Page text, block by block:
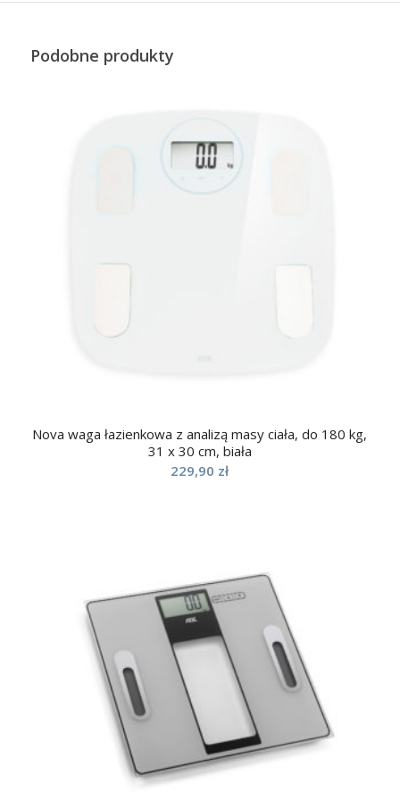
Podobne produkty
Nova waga łazienkowa z analizą masy ciała, do 180 kg,
31 x 30 cm, biała
229,90 zł